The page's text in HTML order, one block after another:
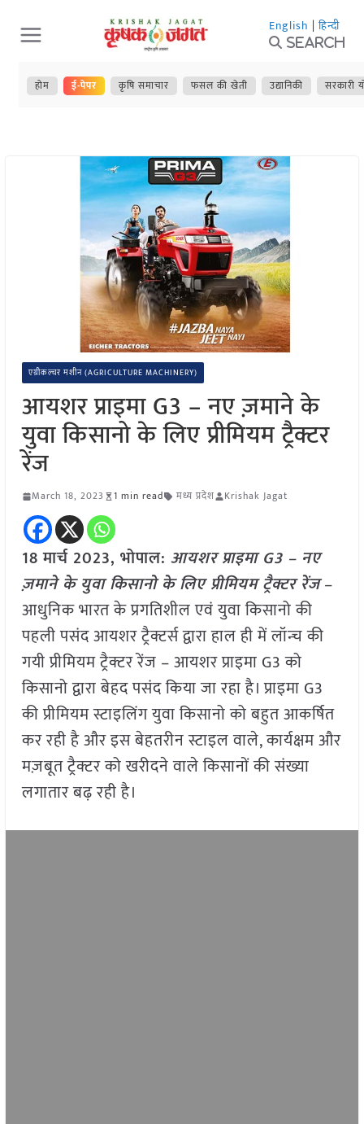
Skip
to
content
English | हिन्दी
Search
होम ई-पेपर कृषि समाचार फसल की खेती उद्यानिकी सरकारी
एग्रीकल्चर मशीन (AGRICULTURE MACHINERY)
आयशर प्राइमा G3 – नए ज़माने के
युवा किसानो के लिए प्रीमियम ट्रैक्टर
रेंज
March 18, 2023 1 min read मध्य प्रदेश Krishak Jagat
18 मार्च 2023, भोपाल: आयशर प्राइमा G3 – नए
ज़माने के युवा किसानो के लिए प्रीमियम ट्रैक्टर रेंज–
आधुनिक भारत के प्रगतिशील एवं युवा किसानो की
पहली पसंद आयशर ट्रैक्टर्स द्वारा हाल ही में लॉन्च की
गयी प्रीमियम ट्रैक्टर रेंज – आयशर प्राइमा G3 को
किसानो द्वारा बेहद पसंद किया जा रहा है। प्राइमा G3
की प्रीमियम स्टाइलिंग युवा किसानो को बहुत आकर्षित
कर रही है और इस बेहतरीन स्टाइल वाले, कार्यक्षम और
मज़बूत ट्रैक्टर को खरीदने वाले किसानों की संख्या
लगातार बढ़ रही है।